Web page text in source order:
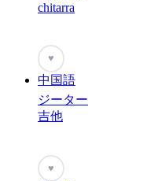
chitarra
♥
中国語
ジーター
吉他
♥